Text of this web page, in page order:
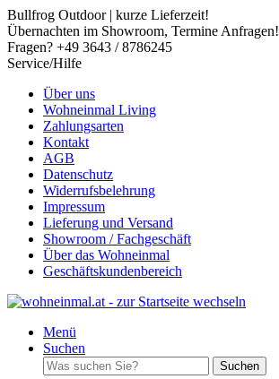
Bullfrog Outdoor | kurze Lieferzeit!
Übernachten im Showroom, Termine Anfragen!
Fragen? +49 3643 / 8786245
Service/Hilfe
Über uns
Wohneinmal Living
Zahlungsarten
Kontakt
AGB
Datenschutz
Widerrufsbelehrung
Impressum
Lieferung und Versand
Showroom / Fachgeschäft
Über das Wohneinmal
Geschäftskundenbereich
Menü
Suchen
Suchen